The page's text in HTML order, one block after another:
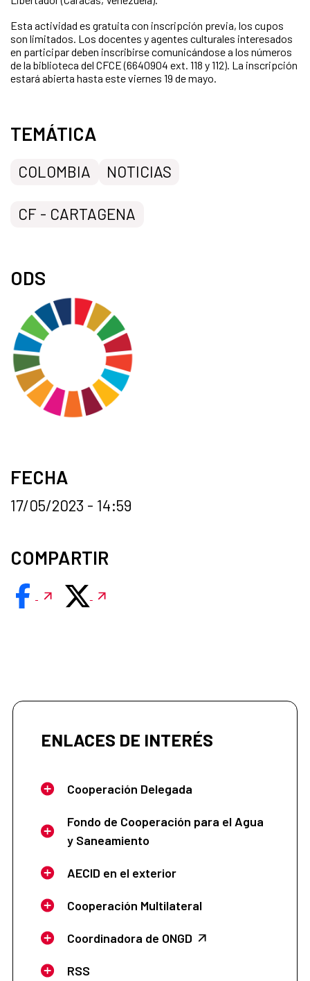
Esta actividad es gratuita con inscripción previa, los cupos
son limitados. Los docentes y agentes culturales interesados
en participar deben inscribirse comunicándose a los números
de la biblioteca del CFCE (6640904 ext. 118 y 112). La inscripción
estará abierta hasta este viernes 19 de mayo.
TEMÁTICA
COLOMBIA NOTICIAS
CF - CARTAGENA
ODS
FECHA
17/05/2023 - 14:59
COMPARTIR
ENLACES DE INTERÉS
Cooperación Delegada
Fondo de Cooperación para el Agua
y Saneamiento
AECID en el exterior
Cooperación Multilateral
Coordinadora de ONGD
RSS